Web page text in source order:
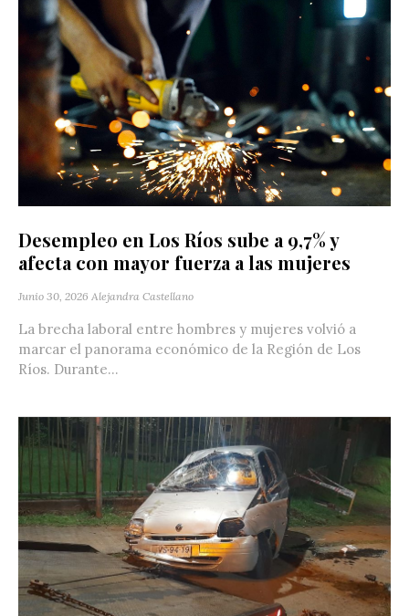
Desempleo en Los Ríos sube a 9,7% y
afecta con mayor fuerza a las mujeres
Junio 30, 2026 Alejandra Castellano
La brecha laboral entre hombres y mujeres volvió a
marcar el panorama económico de la Región de Los
Ríos. Durante...